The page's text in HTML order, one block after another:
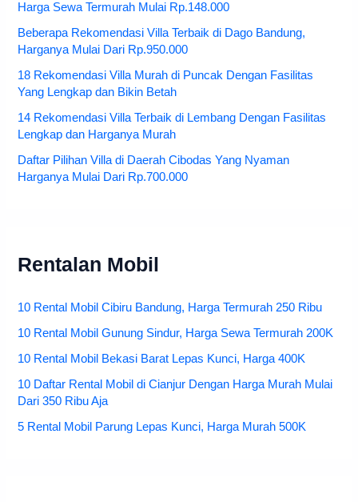
Harga Sewa Termurah Mulai Rp.148.000
Beberapa Rekomendasi Villa Terbaik di Dago Bandung,
Harganya Mulai Dari Rp.950.000
18 Rekomendasi Villa Murah di Puncak Dengan Fasilitas
Yang Lengkap dan Bikin Betah
14 Rekomendasi Villa Terbaik di Lembang Dengan Fasilitas
Lengkap dan Harganya Murah
Daftar Pilihan Villa di Daerah Cibodas Yang Nyaman
Harganya Mulai Dari Rp.700.000
Rentalan Mobil
10 Rental Mobil Cibiru Bandung, Harga Termurah 250 Ribu
10 Rental Mobil Gunung Sindur, Harga Sewa Termurah 200K
10 Rental Mobil Bekasi Barat Lepas Kunci, Harga 400K
10 Daftar Rental Mobil di Cianjur Dengan Harga Murah Mulai
Dari 350 Ribu Aja
5 Rental Mobil Parung Lepas Kunci, Harga Murah 500K